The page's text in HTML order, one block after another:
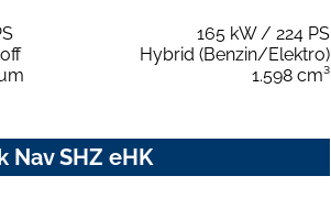
165 kW / 224 PS
Hybrid (Benzin/Elektro)
1.598 cm³
Nav SHZ eHK